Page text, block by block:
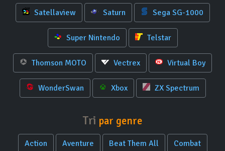
Satellaview Saturn Sega SG-1000
Super Nintendo Telstar
Thomson MOTO Vectrex Virtual Boy
WonderSwan Xbox ZX Spectrum
Tri par genre
Action Aventure Beat Them All Combat